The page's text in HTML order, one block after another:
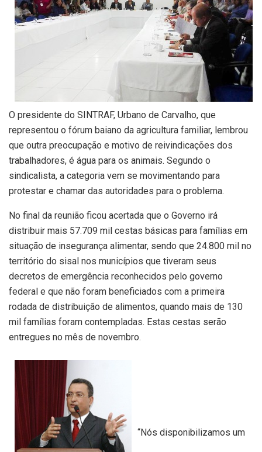
O presidente do SINTRAF, Urbano de Carvalho, que
representou o fórum baiano da agricultura familiar, lembrou
que outra preocupação e motivo de reivindicações dos
trabalhadores, é água para os animais. Segundo o
sindicalista, a categoria vem se movimentando para
protestar e chamar das autoridades para o problema.
No final da reunião ficou acertada que o Governo irá
distribuir mais 57.709 mil cestas básicas para famílias em
situação de insegurança alimentar, sendo que 24.800 mil no
território do sisal nos municípios que tiveram seus
decretos de emergência reconhecidos pelo governo
federal e que não foram beneficiados com a primeira
rodada de distribuição de alimentos, quando mais de 130
mil famílias foram contempladas. Estas cestas serão
entregues no mês de novembro.
“Nós disponibilizamos um